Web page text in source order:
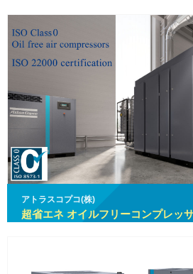
アトラスコプコ(株)
超省エネ オイルフリーコンプレッ